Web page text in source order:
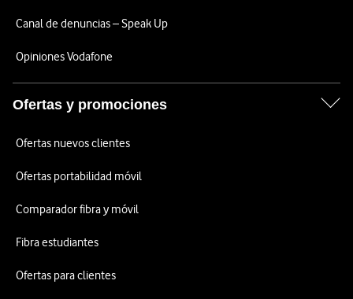
Canal de denuncias – Speak Up
Opiniones Vodafone
Ofertas y promociones
Ofertas nuevos clientes
Ofertas portabilidad móvil
Comparador fibra y móvil
Fibra estudiantes
Ofertas para clientes